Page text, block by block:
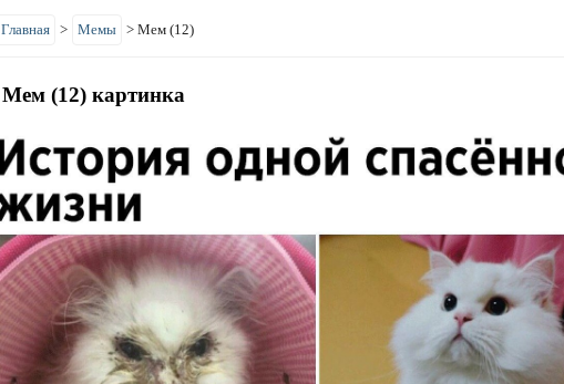
Главная > Мемы > Мем (12)
Мем (12) картинка